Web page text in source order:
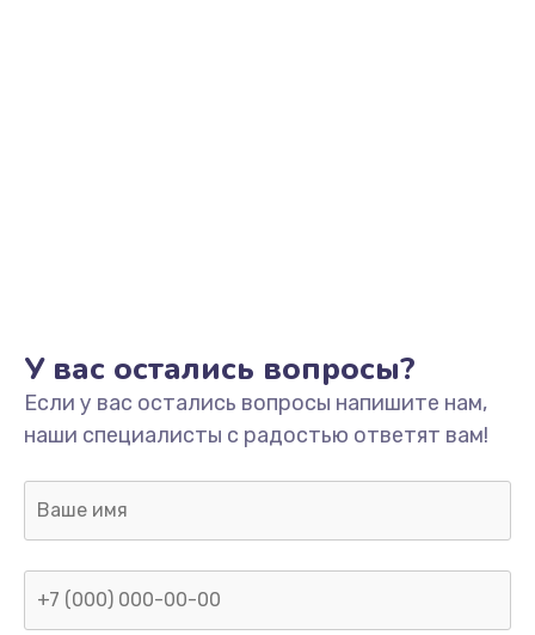
Замена/Pемонт карбюратора
1300 руб.
Заказать
Ремонт капиллярной трубки
400 руб.
У вас остались вопросы?
Если у вас остались вопросы напишите нам,
наши специалисты с радостью ответят вам!